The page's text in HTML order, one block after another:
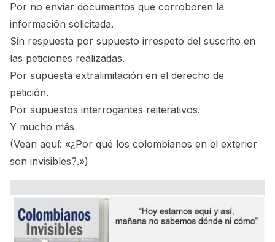
Por no enviar documentos que corroboren la
información solicitada.
Sin respuesta por supuesto irrespeto del suscrito en
las peticiones realizadas.
Por supuesta extralimitación en el derecho de
petición.
Por supuestos interrogantes reiterativos.
Y mucho más
(Vean aquí: «¿Por qué los colombianos en el exterior
son invisibles?.»)